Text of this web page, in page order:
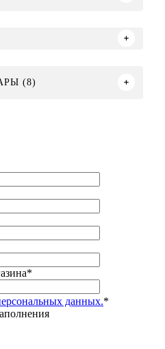
(8)
*
данных.*